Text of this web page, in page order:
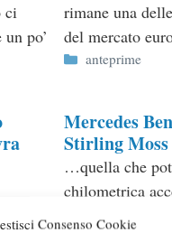
Consenso Cookie
ci
po’
rimane una
del mercato
Categorie
anteprime
Mercedes
Stirling Moss
…quella che
chilometrica
realtà
nome di una